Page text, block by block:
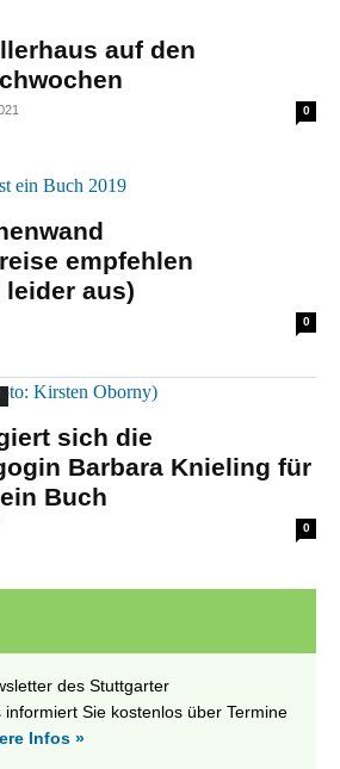
auf den
0
empfehlen
aus)
0
sich die
Barbara Knieling für
Buch
0
des Stuttgarter
Sie kostenlos über Termine
Infos »